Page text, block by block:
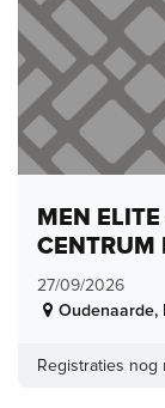
MEN
CENTRUM
27/09/2026
Oudenaarde,
Registraties nog